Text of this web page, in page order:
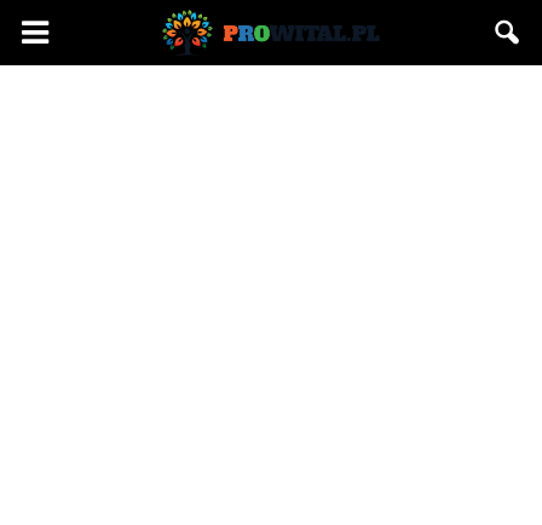
Prowital.pl